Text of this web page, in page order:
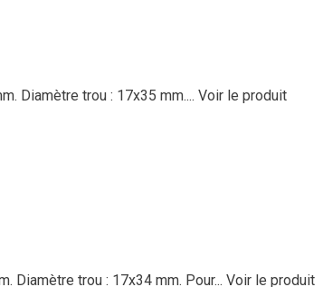
Diamètre trou : 17x35 mm.... Voir le produit
Diamètre trou : 17x34 mm. Pour... Voir le produit